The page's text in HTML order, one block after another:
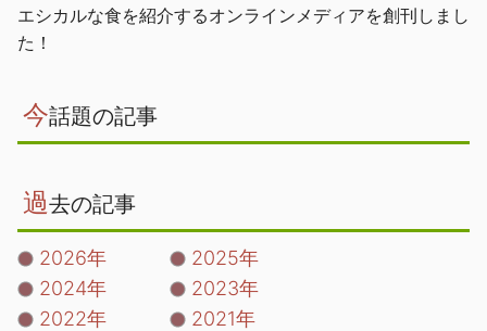
エシカルな食を紹介するオンラインメディアを創刊しまし
た！
今話題の記事
過去の記事
2026年
2025年
2024年
2023年
2022年
2021年